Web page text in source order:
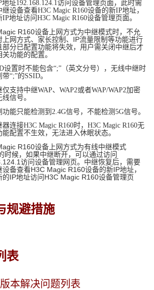
地址192.168.124.1访问设备管理页面，此时需
设备查看H3C Magic R160设备的新IP地址，
地址访问H3C Magic R160设备管理页面。
R160设备上网方式为中继模式时，不允
上网方式、家长控制、IP流量限制等功能进行
部分已配置功能将失效，用户需关闭中继后才
功能的配置。
设置时不能包含“;”（英文分号），无线中继时
“;”的SSID。
支持中继WAP、WAP2或者WAP/WAP2加密
信号。
能只能检测到2.4G信号，不能检测5G信号。
器连接H3C Magic R160时，H3C Magic R160无
能配置不生效，无法进入休眠状态。
R160设备上网方式为有线中继模式
时候，如果中继断开，可以通过访问
访问设备管理网页。中继恢复后，需要
设备查看H3C Magic R160设备的新IP地址，
的IP地址访问H3C Magic R160设备管理页
规避措施
表
版本解决问题列表